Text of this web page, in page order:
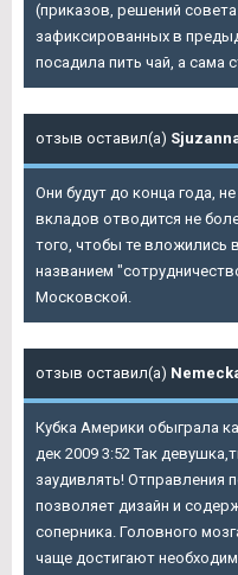
(приказов, решений
зафиксированных в
посадила пить чай, а сама
отзыв оставил(а)
Они будут до конца года,
вкладов отводится не
того, чтобы те вложились
названием
Московской.
отзыв оставил(а)
Кубка Америки обыграла
дек 2009 3:52 Так
заудивлять! Отправления
позволяет дизайн и
соперника. Головного
чаще достигают